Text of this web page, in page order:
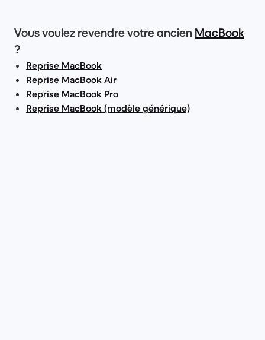
Vous voulez revendre votre ancien MacBook
?
Reprise MacBook
Reprise MacBook Air
Reprise MacBook Pro
Reprise MacBook (modèle générique)